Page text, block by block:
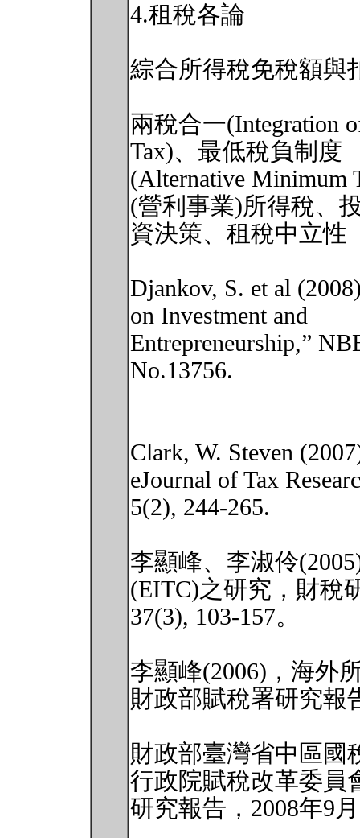
4.租稅各論
綜合所得稅免稅額與
兩稅合一(Integration
Tax)、最低稅負制度
(Alternative
(營利事業)所得稅、
資決策、租稅中立性
Djankov, S. et al
on Investment and
Entrepreneurship,”
No.13756.
Clark, W. Steven
eJournal of Tax
5(2), 244-265.
李顯峰、李淑伶
(EITC)之研究，財稅
37(3), 103-157。
李顯峰(2006)，海外
財政部賦稅署研究報
財政部臺灣省中區國
行政院賦稅改革委員
研究報告，2008年9